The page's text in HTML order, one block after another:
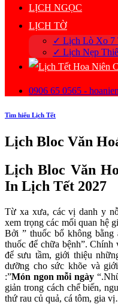
LỊCH NGỌC
LỊCH TỜ
✓ Lịch Lò Xo 7
✓ Lịch Nẹp
0906 65 0565 -
Tìm hiểu Lịch Tết
Lịch Bloc Văn
Lịch Bloc Văn
In Lịch Tết 2027
Từ xa xưa, các vị danh y
xem trọng các mối quan hệ
Bởi ” thuốc bổ không bằng
thuốc để chữa bệnh”.
để sưu tầm, giới thiệu
dưỡng cho sức khõe và
:”Món ngon mỗi ngày
giản trong cách chế biến,
thứ rau củ quả, cá tôm, gia